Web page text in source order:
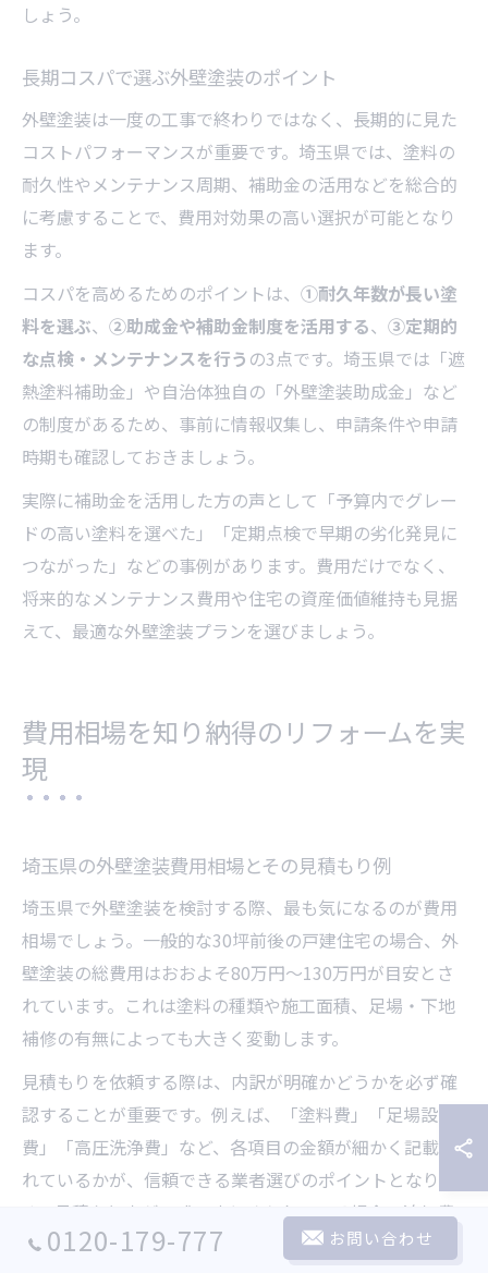
しょう。
長期コスパで選ぶ外壁塗装のポイント
外壁塗装は一度の工事で終わりではなく、長期的に見た
コストパフォーマンスが重要です。埼玉県では、塗料の
耐久性やメンテナンス周期、補助金の活用などを総合的
に考慮することで、費用対効果の高い選択が可能となり
ます。
コスパを高めるためのポイントは、 ①耐久年数が長い塗
料を選ぶ、 ②助成金や補助金制度を活用する、 ③定期的
な点検・メンテナンスを行う の3点です。埼玉県では「遮
熱塗料補助金」や自治体独自の「外壁塗装助成金」など
の制度があるため、事前に情報収集し、申請条件や申請
時期も確認しておきましょう。
実際に補助金を活用した方の声として「予算内でグレー
ドの高い塗料を選べた」「定期点検で早期の劣化発見に
つながった」などの事例があります。費用だけでなく、
将来的なメンテナンス費用や住宅の資産価値維持も見据
えて、最適な外壁塗装プランを選びましょう。
費用相場を知り納得のリフォームを実
現
埼玉県の外壁塗装費用相場とその見積もり例
埼玉県で外壁塗装を検討する際、最も気になるのが費用
相場でしょう。一般的な30坪前後の戸建住宅の場合、外
壁塗装の総費用はおおよそ80万円～130万円が目安とさ
れています。これは塗料の種類や施工面積、足場・下地
補修の有無によっても大きく変動します。
見積もりを依頼する際は、内訳が明確かどうかを必ず確
認することが重要です。例えば、「塗料費」「足場設置
費」「高圧洗浄費」など、各項目の金額が細かく記載さ
れているかが、信頼できる業者選びのポイントとなりま
す。見積もり書が一式でまとめられている場合、追加費
用が発生しやすいので注意が必要です。
0120-179-777 お問い合わせ